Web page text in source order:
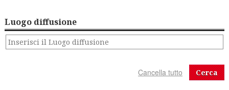
Luogo diffusione
Cerca